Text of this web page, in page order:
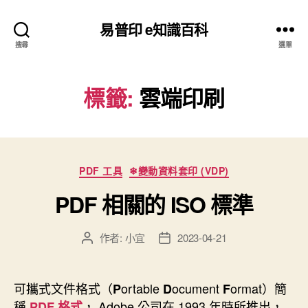
搜尋
易普印 e知識百科
選單
標籤: 雲端印刷
分
類
PDF 工具 ❄變動資料套印 (VDP)
PDF 相關的 ISO 標準
文
者
作者: 小宜
文
佈
日
2023-04-21
可攜式文件格式（Portable Document Format）簡